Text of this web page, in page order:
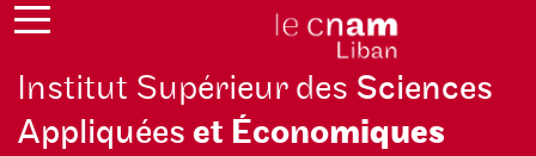
Institut Supérieur des Sciences
Appliquéeset Économiques